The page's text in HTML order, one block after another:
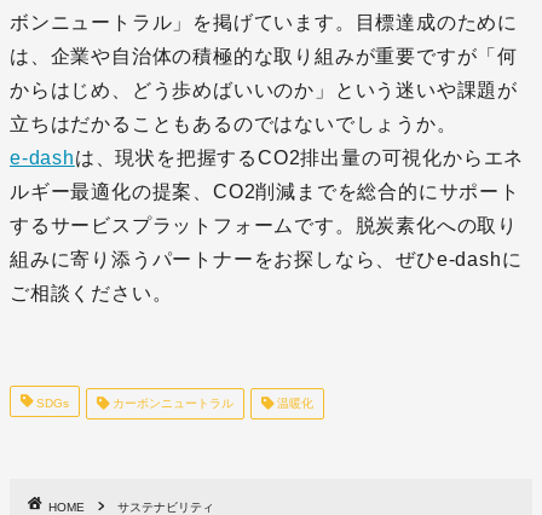
ボンニュートラル」を掲げています。目標達成のために
は、企業や自治体の積極的な取り組みが重要ですが「何
からはじめ、どう歩めばいいのか」という迷いや課題が
立ちはだかることもあるのではないでしょうか。
e-dashは、現状を把握するCO2排出量の可視化からエネ
ルギー最適化の提案、CO2削減までを総合的にサポート
するサービスプラットフォームです。脱炭素化への取り
組みに寄り添うパートナーをお探しなら、ぜひe-dashに
ご相談ください。
SDGs カーボンニュートラル 温暖化
HOME
サステナビリティ